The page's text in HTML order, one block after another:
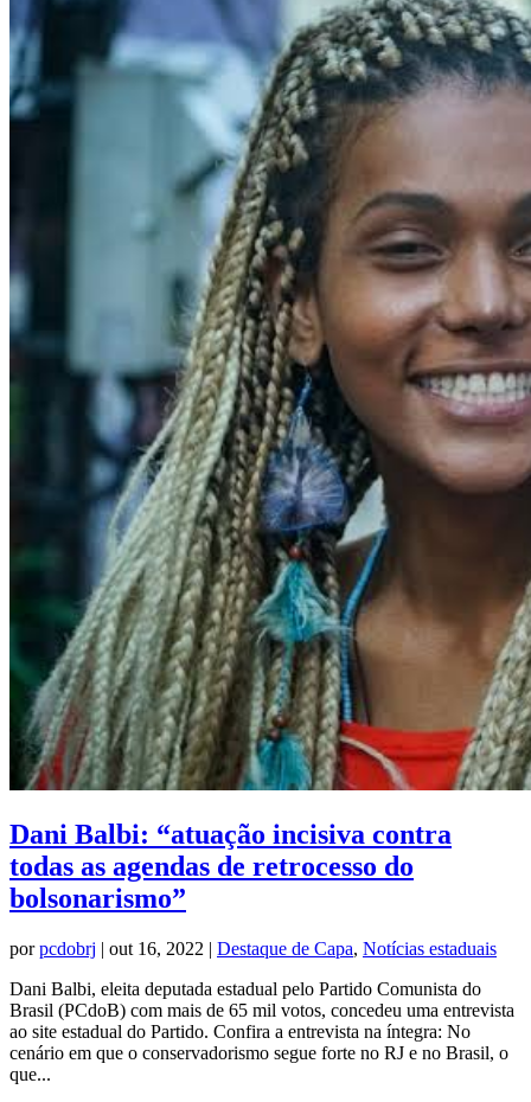
Dani Balbi: “atuação incisiva contra
todas as agendas de retrocesso do
bolsonarismo”
porpcdobrj | out 16, 2022 | Destaque de Capa, Notícias estaduais
Dani Balbi, eleita deputada estadual pelo Partido Comunista do
Brasil (PCdoB) com mais de 65 mil votos, concedeu uma entrevista
ao site estadual do Partido. Confira a entrevista na íntegra: No
cenário em que o conservadorismo segue forte no RJ e no Brasil, o
que...